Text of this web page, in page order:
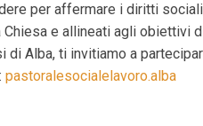
per affermare i diritti
e allineati agli obiettivi
di Alba, ti invitiamo a
pastoralesocialelavoro.alba